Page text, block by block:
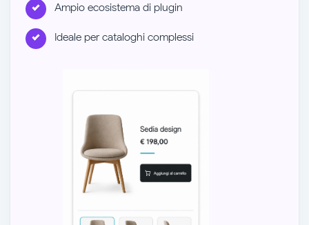
Ampio ecosistema di plugin
Ideale per cataloghi complessi